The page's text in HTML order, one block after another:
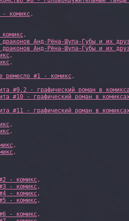
- комикс,
,
драконов Анд-Рёна-Шупа-Губы и их
драконов Анд-Рёна-Шупа-Губы и их
,
,
#1 - комикс,
#9.2 - графический роман в
#10 - графический роман в
#11 - графический роман в
,
,
,
,
- комикс,
- комикс,
- комикс,
- комикс,
- комикс,